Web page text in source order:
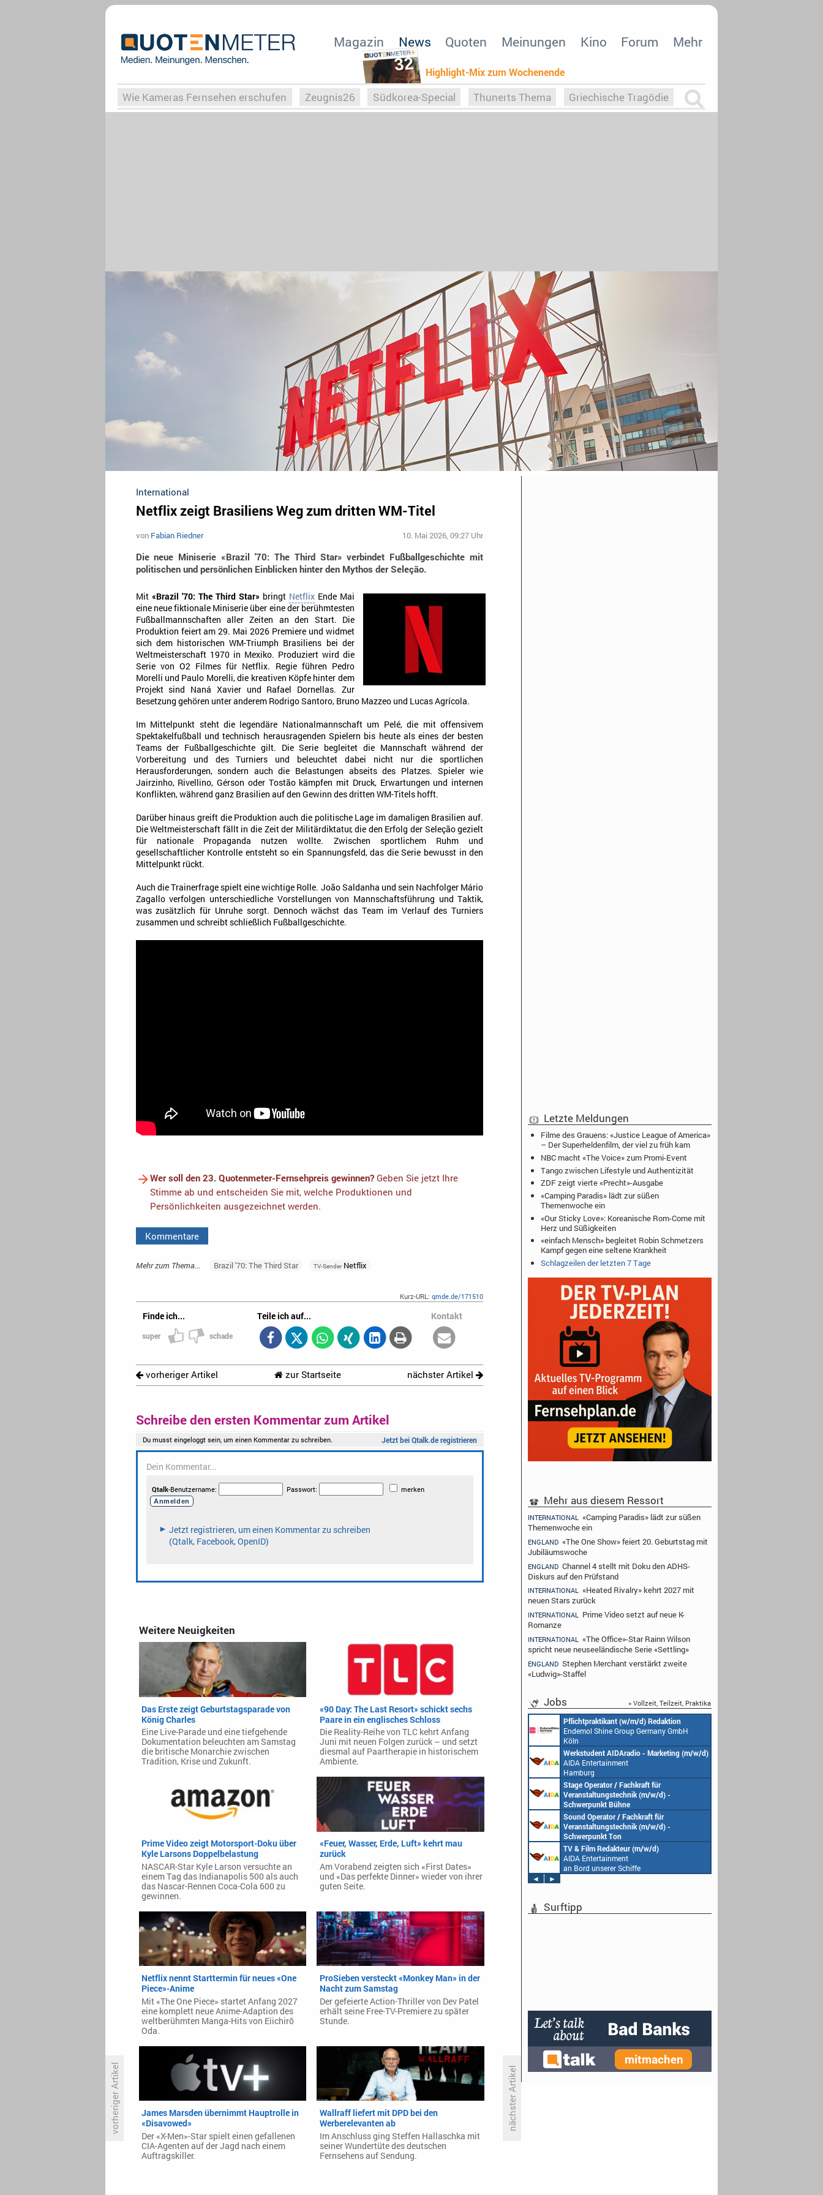
32 Highlight-Mix zum Wochenende
Magazin News Quoten Meinungen Kino Forum Mehr
Wie Kameras Fernsehen erschufen Zeugnis26 Südkorea-Special Thunerts Thema Griechische Tragödie
International
Netflix zeigt Brasiliens Weg zum dritten WM-Titel
von Fabian Riedner 10. Mai 2026, 09:27 Uhr
Die neue Miniserie «Brazil '70: The Third Star» verbindet Fußballgeschichte mit
politischen und persönlichen Einblicken hinter den Mythos der Seleção.
Mit «Brazil '70: The Third Star» bringt NetflixEnde Mai
eine neue fiktionale Miniserie über eine der berühmtesten
Fußballmannschaften aller Zeiten an den Start. Die
Produktion feiert am 29. Mai 2026 Premiere und widmet
sich dem historischen WM-Triumph Brasiliens bei der
Weltmeisterschaft 1970 in Mexiko. Produziert wird die
Serie von O2 Filmes für Netflix. Regie führen Pedro
Morelli und Paulo Morelli, die kreativen Köpfe hinter dem
Projekt sind Naná Xavier und Rafael Dornellas. Zur
Besetzung gehören unter anderem Rodrigo Santoro, Bruno Mazzeo und Lucas Agrícola.
Im Mittelpunkt steht die legendäre Nationalmannschaft um Pelé, die mit offensivem
Spektakelfußball und technisch herausragenden Spielern bis heute als eines der besten
Teams der Fußballgeschichte gilt. Die Serie begleitet die Mannschaft während der
Vorbereitung und des Turniers und beleuchtet dabei nicht nur die sportlichen
Herausforderungen, sondern auch die Belastungen abseits des Platzes. Spieler wie
Jairzinho, Rivellino, Gérson oder Tostão kämpfen mit Druck, Erwartungen und internen
Konflikten, während ganz Brasilien auf den Gewinn des dritten WM-Titels hofft.
Darüber hinaus greift die Produktion auch die politische Lage im damaligen Brasilien auf.
Die Weltmeisterschaft fällt in die Zeit der Militärdiktatur, die den Erfolg der Seleção gezielt
für nationale Propaganda nutzen wollte. Zwischen sportlichem Ruhm und
gesellschaftlicher Kontrolle entsteht so ein Spannungsfeld, das die Serie bewusst in den
Mittelpunkt rückt.
Auch die Trainerfrage spielt eine wichtige Rolle. João Saldanha und sein Nachfolger Mário
Zagallo verfolgen unterschiedliche Vorstellungen von Mannschaftsführung und Taktik,
was zusätzlich für Unruhe sorgt. Dennoch wächst das Team im Verlauf des Turniers
zusammen und schreibt schließlich Fußballgeschichte.
Wer soll den 23. Quotenmeter-Fernsehpreis gewinnen?Geben Sie jetzt Ihre
Stimme ab und entscheiden Sie mit, welche Produktionen und
Persönlichkeiten ausgezeichnet werden.
Kommentare
Mehr zum Thema... Brazil '70: The Third Star TV-SenderNetflix
Kurz-URL:qmde.de/171510
Finde ich...
super schade
Teile ich auf... Kontakt
vorheriger Artikel zur Startseite nächster Artikel
vorheriger Artikel
ZDF zeigt Österreich am Morgen
und England am Abend
nächster Artikel
Primetime-Check: Samstag, 9.
Mai 2026
Schreibe den ersten Kommentar zum Artikel
Weitere Neuigkeiten
Das Erste zeigt Geburtstagsparade von
König Charles
Eine Live-Parade und eine tiefgehende
Dokumentation beleuchten am Samstag
die britische Monarchie zwischen
Tradition, Krise und Zukunft.
«90 Day: The Last Resort» schickt sechs
Paare in ein englisches Schloss
Die Reality-Reihe von TLC kehrt Anfang
Juni mit neuen Folgen zurück – und setzt
diesmal auf Paartherapie in historischem
Ambiente.
Prime Video zeigt Motorsport-Doku über
Kyle Larsons Doppelbelastung
NASCAR-Star Kyle Larson versuchte an
einem Tag das Indianapolis 500 als auch
das Nascar-Rennen Coca-Cola 600 zu
gewinnen.
«Feuer, Wasser, Erde, Luft» kehrt mau
zurück
Am Vorabend zeigten sich «First Dates»
und «Das perfekte Dinner» wieder von ihrer
guten Seite.
Netflix nennt Starttermin für neues «One
Piece»-Anime
Mit «The One Piece» startet Anfang 2027
eine komplett neue Anime-Adaption des
weltberühmten Manga-Hits von Eiichirō
Oda.
ProSieben versteckt «Monkey Man» in der
Nacht zum Samstag
Der gefeierte Action-Thriller von Dev Patel
erhält seine Free-TV-Premiere zu später
Stunde.
James Marsden übernimmt Hauptrolle in
«Disavowed»
Der «X-Men»-Star spielt einen gefallenen
CIA-Agenten auf der Jagd nach einem
Auftragskiller.
Wallraff liefert mit DPD bei den
Werberelevanten ab
Im Anschluss ging Steffen Hallaschka mit
seiner Wundertüte des deutschen
Fernsehens auf Sendung.
Letzte Meldungen
Filme des Grauens: «Justice League of America»
– Der Superheldenfilm, der viel zu früh kam
NBC macht «The Voice» zum Promi-Event
Tango zwischen Lifestyle und Authentizität
ZDF zeigt vierte «Precht»-Ausgabe
«Camping Paradis» lädt zur süßen
Themenwoche ein
«Our Sticky Love»: Koreanische Rom-Come mit
Herz und Süßigkeiten
«einfach Mensch» begleitet Robin Schmetzers
Kampf gegen eine seltene Krankheit
Schlagzeilen der letzten 7 Tage
Mehr aus diesem Ressort
INTERNATIONAL «Camping Paradis» lädt zur süßen
Themenwoche ein
ENGLAND «The One Show» feiert 20. Geburtstag mit
Jubiläumswoche
ENGLAND Channel 4 stellt mit Doku den ADHS-
Diskurs auf den Prüfstand
INTERNATIONAL «Heated Rivalry» kehrt 2027 mit
neuen Stars zurück
INTERNATIONAL Prime Video setzt auf neue K-
Romanze
INTERNATIONAL
«The Office»-Star Rainn Wilson
spricht neue neuseeländische Serie «Settling»
ENGLAND Stephen Merchant verstärkt zweite
«Ludwig»-Staffel
Jobs » Vollzeit, Teilzeit, Praktika
Pflichtpraktikant (w/m/d) Redaktion
Endemol Shine Group Germany GmbH
Köln
Werkstudent AIDAradio - Marketing (m/w/d)
Stage Operator / Fachkraft für
Veranstaltungstechnik (m/w/d) -
Schwerpunkt Bühne
AIDA Entertainment
an Bord unserer Schiffe
Sound Operator / Fachkraft für
Veranstaltungstechnik (m/w/d) -
AIDA Entertainment
TV & Film Redakteur (m/w/d)
an Bord unserer Schiffe
Redakteur (w/m/d) oder Jungredakteur
(w/m/d)
Endemol Shine Group Germany GmbH
Köln
Senior Video Producer/ 1st TV Operator
(m/w/d)
AIDA Entertainment
an Bord unserer Schiffe
Studentische Aushilfe (w/m/d) – YouTube
Endemol Shine Group Germany GmbH
Köln
Redaktionsleitung (w/m/d)
Endemol Shine Group Germany GmbH
Köln
Producer (w/m/d)
Endemol Shine Group Germany GmbH
Köln
◄
►
Surftipp